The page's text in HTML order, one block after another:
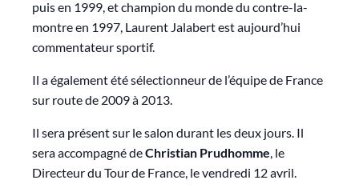
puis en 1999, et champion du monde du contre-la-
montre en 1997, Laurent Jalabert est aujourd’hui
commentateur sportif.
Il a également été sélectionneur de l’équipe de France
sur route de 2009 à 2013.
Il sera présent sur le salon durant les deux jours. Il
sera accompagné deChristian Prudhomme, le
Directeur du Tour de France, le vendredi 12 avril.